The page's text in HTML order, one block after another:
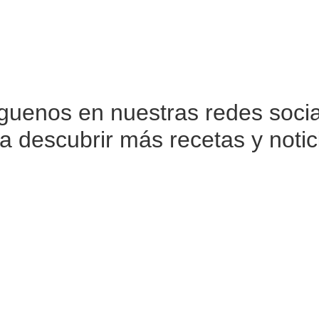
en nuestras redes
descubrir más recetas y